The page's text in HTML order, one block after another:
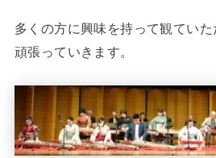
多くの方に興味を持って観てい
頑張っていきます。